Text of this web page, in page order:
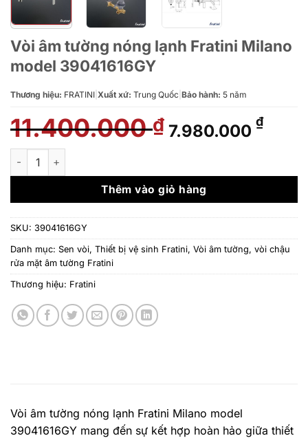
Vòi âm tường nóng lạnh Fratini Milano
model 39041616GY
Thương hiệu: FRATINI Xuất xứ: Trung Quốc Bảo hành: 5 năm
11.400.000₫ Giá
gốc
11.400.000 ₫.
7.980.000 ₫Giá
là:
Vòi âm tường nóng lạnh Fratini Milano model 39041616GY số
Thêm vào giỏ hàng
SKU: 39041616GY
Danh mục: Sen vòi, Thiết bị vệ sinh Fratini, Vòi âm tường, vòi chậu
rửa mặt âm tường Fratini
Thương hiệu: Fratini
Vòi âm tường nóng lạnh Fratini Milano model
39041616GY mang đến sự kết hợp hoàn hảo giữa thiết